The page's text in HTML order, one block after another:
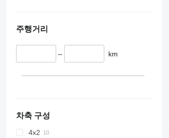
주행거리
– km
차축 구성
4x2